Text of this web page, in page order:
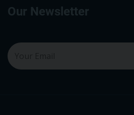
Our Newsletter